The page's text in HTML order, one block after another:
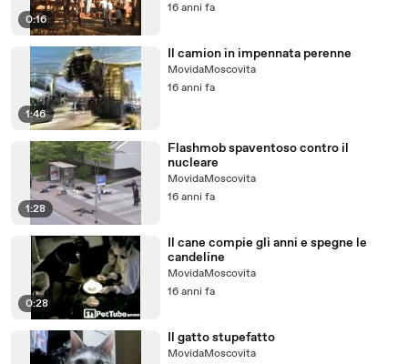
0:16
16 anni fa
1:46
Il camion in impennata perenne
MovidaMoscovita
16 anni fa
1:28
Flashmob spaventoso contro il
nucleare
MovidaMoscovita
16 anni fa
0:28
Il cane compie gli anni e spegne le
candeline
MovidaMoscovita
16 anni fa
Il gatto stupefatto
MovidaMoscovita